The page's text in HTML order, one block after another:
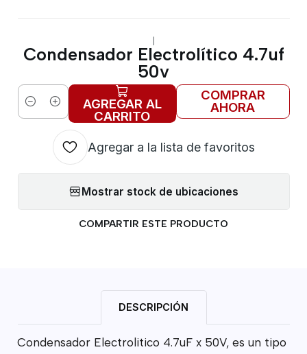
|
Condensador Electrolítico 4.7uf
50v
Cantidad AGREGAR AL
CARRITO
COMPRAR
AHORA
Agregar a la lista de favoritos
Mostrar stock de ubicaciones
COMPARTIR ESTE PRODUCTO
DESCRIPCIÓN
Condensador Electrolitico 4.7uF x 50V, es un tipo